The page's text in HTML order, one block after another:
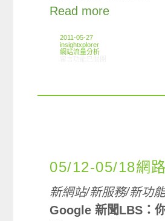
Read more
2011-05-27
insightxplorer
網站流量分析
05/12-05/18網
新網站/新服務/新功
Google 新聞LBS：